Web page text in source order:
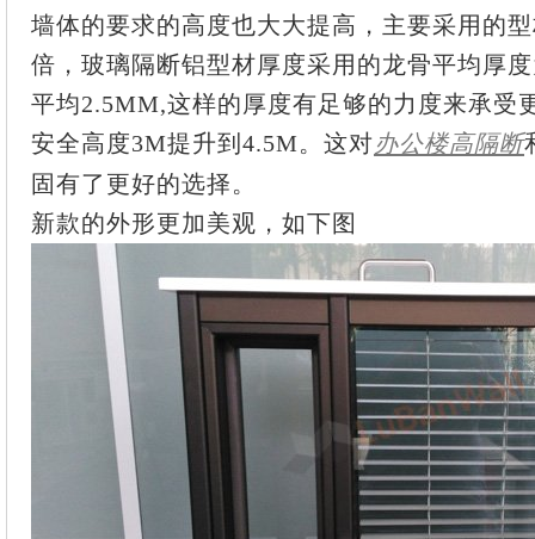
墙体的要求的高度也大大提高，主要采用的
倍，玻璃隔断铝型材厚度采用的龙骨平均厚
平均2.5MM,这样的厚度有足够的力度来承受
安全高度3M提升到4.5M。这对办公楼高隔断
固有了更好的选择。
新款的外形更加美观，如下图